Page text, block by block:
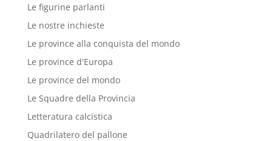
Le figurine parlanti
Le nostre inchieste
Le province alla conquista del mondo
Le province d'Europa
Le province del mondo
Le Squadre della Provincia
Letteratura calcistica
Quadrilatero del pallone